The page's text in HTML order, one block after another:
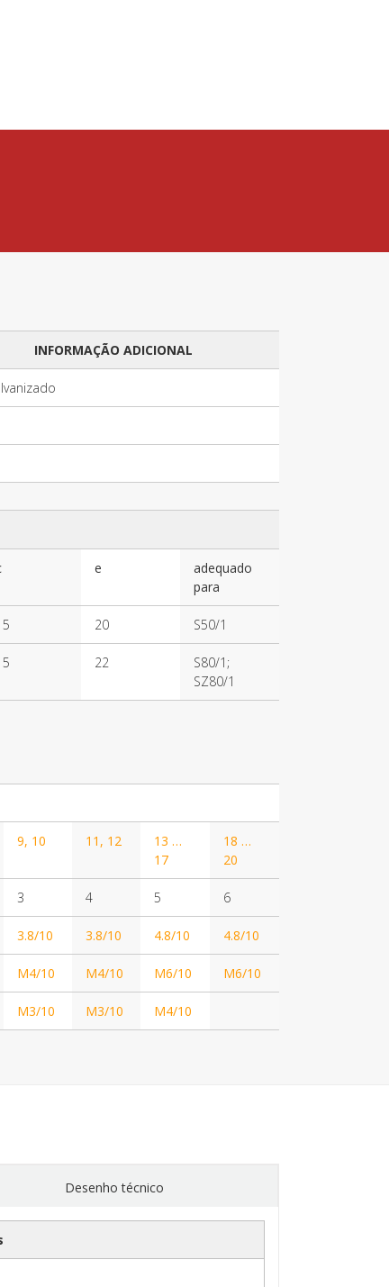
INFORMAÇÃO ADICIONAL
e
adequado
para
20 S50/1
22
S80/1;
SZ80/1
9, 10 11, 12
13 …
17
18 …
20
3 4 5 6
3.8/10 3.8/10 4.8/10 4.8/10
M4/10 M4/10 M6/10 M6/10
M3/10 M3/10 M4/10
Desenho técnico